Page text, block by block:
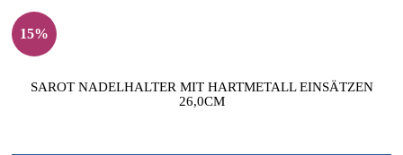
15%
SAROT NADELHALTER MIT HARTMETALL EINSÄTZEN
26,0CM